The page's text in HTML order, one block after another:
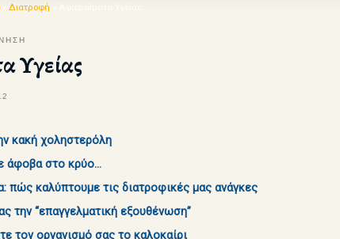
Διατροφή
Υγείας
κακή χοληστερόλη
άφοβα στο κρύο…
πώς καλύπτουμε τις διατροφικές μας ανάγκες
την “επαγγελματική εξουθένωση”
τον οργανισμό σας το καλοκαίρι